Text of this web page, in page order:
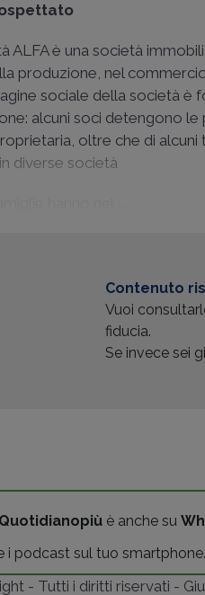
ALFA è una società
produzione, nel
sociale della società è
alcuni soci detengono
oltre che di
diverse società
Contenuto
Vuoi
fiducia.
Se invece sei
Quotidianopiù è anche su
i podcast sul tuo smartphone.
- Tutti i diritti riservati -